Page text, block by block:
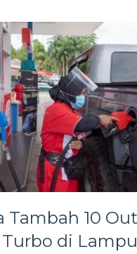
Tambah 10
di